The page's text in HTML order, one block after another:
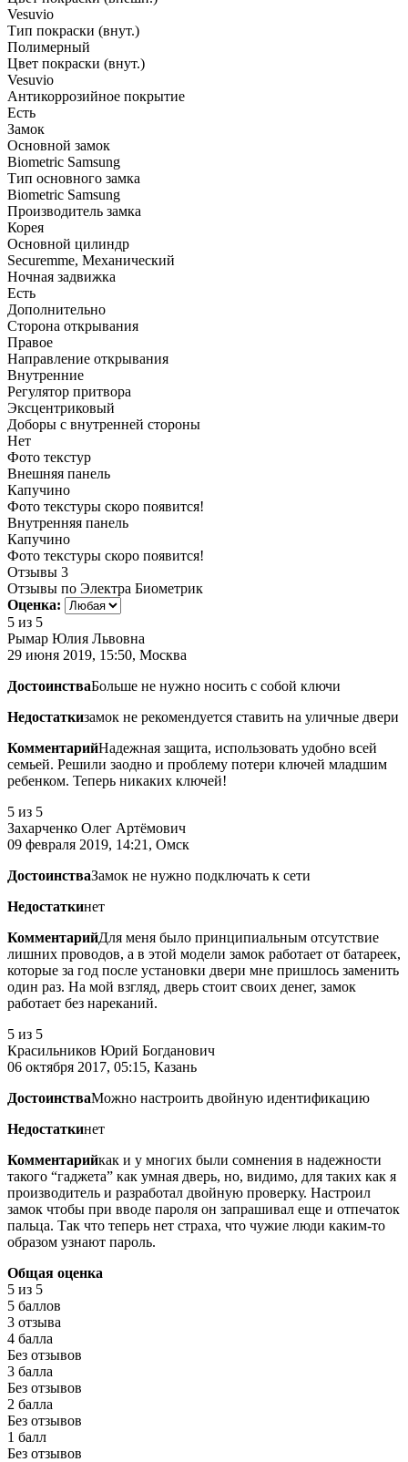
Vesuvio
Тип покраски (внут.)
Полимерный
Цвет покраски (внут.)
Vesuvio
Антикоррозийное покрытие
Есть
Замок
Основной замок
Biometric Samsung
Тип основного замка
Biometric Samsung
Производитель замка
Корея
Основной цилиндр
Securemme, Механический
Ночная задвижка
Есть
Дополнительно
Сторона открывания
Правое
Направление открывания
Внутренние
Регулятор притвора
Эксцентриковый
Доборы с внутренней стороны
Нет
Фото текстур
Внешняя панель
Капучино
Фото текстуры скоро появится!
Внутренняя панель
Капучино
Фото текстуры скоро появится!
Отзывы 3
Отзывы по Электра Биометрик
Оценка:
5 из 5
Рымар Юлия Львовна
29 июня 2019, 15:50, Москва
ДостоинстваБольше не нужно носить с собой ключи
Недостаткизамок не рекомендуется ставить на уличные двери
КомментарийНадежная защита, использовать удобно всей
семьей. Решили заодно и проблему потери ключей младшим
ребенком. Теперь никаких ключей!
5 из 5
Захарченко Олег Артёмович
09 февраля 2019, 14:21, Омск
ДостоинстваЗамок не нужно подключать к сети
Недостаткинет
КомментарийДля меня было принципиальным отсутствие
лишних проводов, а в этой модели замок работает от батареек,
которые за год после установки двери мне пришлось заменить
один раз. На мой взгляд, дверь стоит своих денег, замок
работает без нареканий.
5 из 5
Красильников Юрий Богданович
06 октября 2017, 05:15, Казань
ДостоинстваМожно настроить двойную идентификацию
Недостаткинет
Комментарийкак и у многих были сомнения в надежности
такого “гаджета” как умная дверь, но, видимо, для таких как я
производитель и разработал двойную проверку. Настроил
замок чтобы при вводе пароля он запрашивал еще и отпечаток
пальца. Так что теперь нет страха, что чужие люди каким-то
образом узнают пароль.
Общая оценка
5 из 5
5 баллов
3 отзыва
4 балла
Без отзывов
3 балла
Без отзывов
2 балла
Без отзывов
1 балл
Без отзывов